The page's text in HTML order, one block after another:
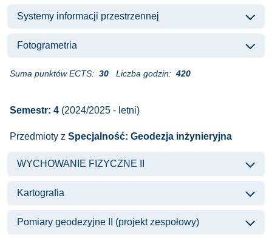
Systemy informacji przestrzennej
Fotogrametria
Suma punktów ECTS: 30 Liczba godzin: 420
Semestr: 4 (2024/2025 - letni)
Przedmioty z Specjalność: Geodezja inżynieryjna
WYCHOWANIE FIZYCZNE II
Kartografia
Pomiary geodezyjne II (projekt zespołowy)